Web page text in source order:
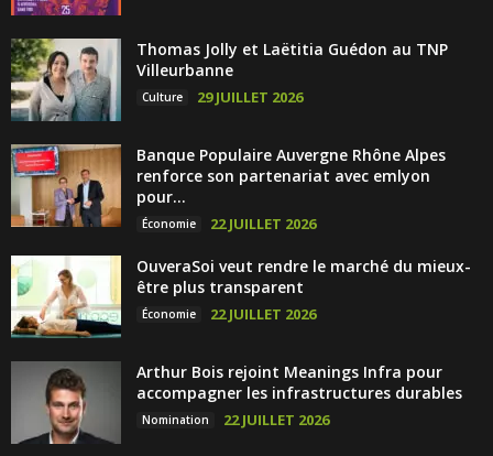
Thomas Jolly et Laëtitia Guédon au TNP
Villeurbanne
Culture 29 JUILLET 2026
Banque Populaire Auvergne Rhône Alpes
renforce son partenariat avec emlyon
pour...
Économie 22 JUILLET 2026
OuveraSoi veut rendre le marché du mieux-
être plus transparent
Économie 22 JUILLET 2026
Arthur Bois rejoint Meanings Infra pour
accompagner les infrastructures durables
Nomination 22 JUILLET 2026